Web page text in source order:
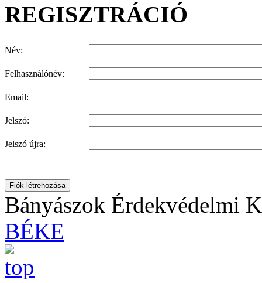
REGISZTRÁCIÓ
Név:
Felhasználónév:
Email:
Jelszó:
Jelszó újra:
Fiók létrehozása
Bányászok Érdekvédelmi
BÉKE